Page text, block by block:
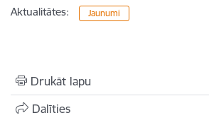
Aktualitātes: Jaunumi
Drukāt lapu
Dalīties